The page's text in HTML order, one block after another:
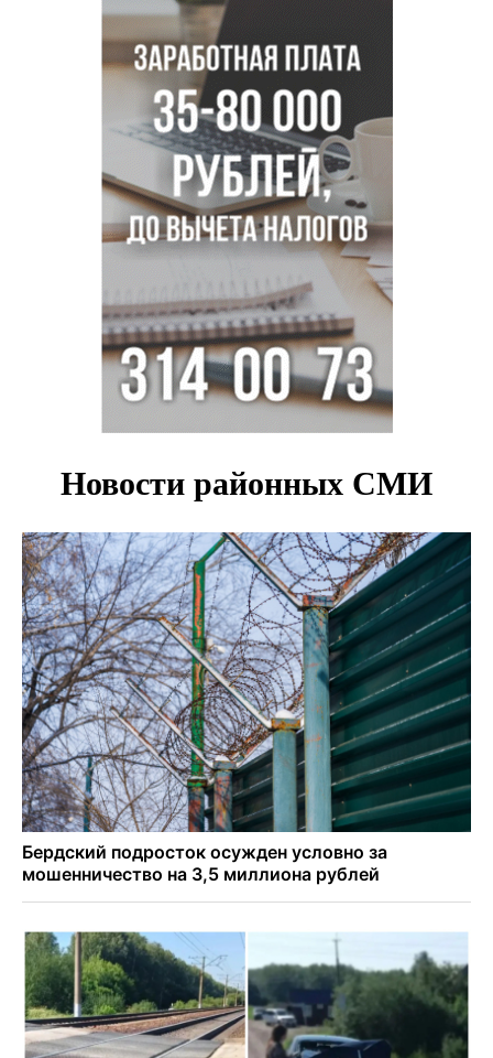
В Новосибирске зафиксирован рост заболеваемости
энтеровирусной инфекцией
В Новосибирске осудили внука за продажу дедова ружья